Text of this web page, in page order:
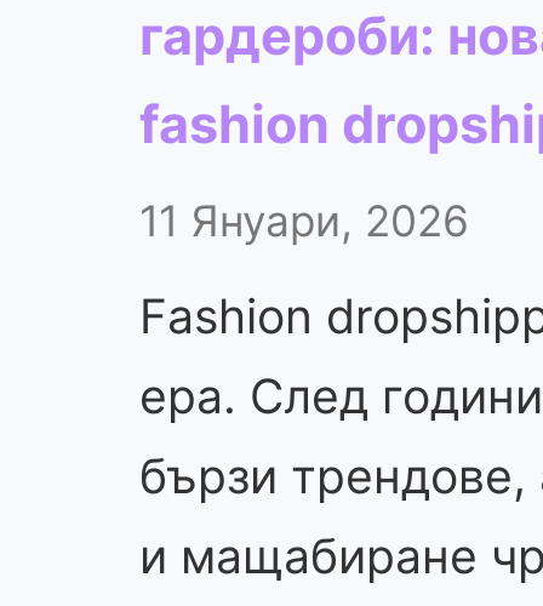
гардероби:
fashion
11 Януари, 2026
Fashion
ера. След
бързи трендове,
и мащабиране